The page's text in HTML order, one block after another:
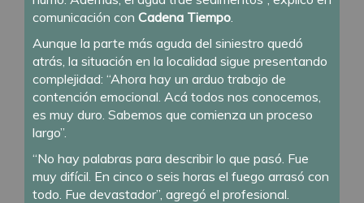
comunicación con Cadena Tiempo
Aunque la parte más aguda del siniestro quedó
atrás, la situación en la localidad sigue presentando
complejidad: “Ahora hay un arduo trabajo de
contención emocional. Acá todos nos conocemos,
es muy duro. Sabemos que comienza un proceso
largo”.
“No hay palabras para describir lo que pasó. Fue
muy difícil. En cinco o seis horas el fuego arrasó con
todo. Fue devastador”, agregó el profesional.